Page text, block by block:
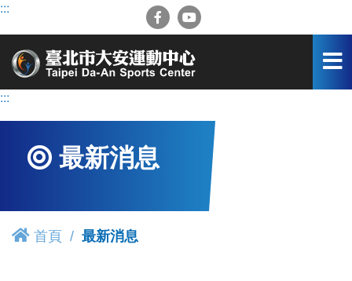
跳
容
:::
:::
最新消息
首頁 最新消息